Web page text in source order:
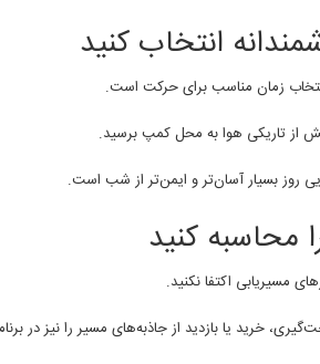
انتخاب کنید
زمان مناسب برای حرکت است.
از تاریکی هوا به محل کمپ برسید.
روز بسیار آسان‌تر و ایمن‌تر از شب است.
محاسبه کنید
مسیریابی اکتفا نکنید.
خرید یا بازدید از جاذبه‌های مسیر را نیز در